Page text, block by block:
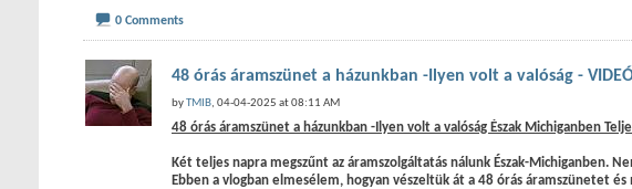
0 Comments
48 órás áramszünet a házunkban -Ilyen volt a valóság -
byTMIB, 04-04-2025 at 08:11 AM
48 órás áramszünet a házunkban -Ilyen volt a valóság Észak Michiganben
Két teljes napra megszűnt az áramszolgáltatás nálunk Észak-Michiganben.
Ebben a vlogban elmesélem, hogyan vészeltük át a 48 órás áramszünetet